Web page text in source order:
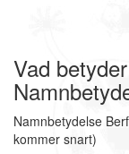
Vad
Namnbetydelse
kommer snart)